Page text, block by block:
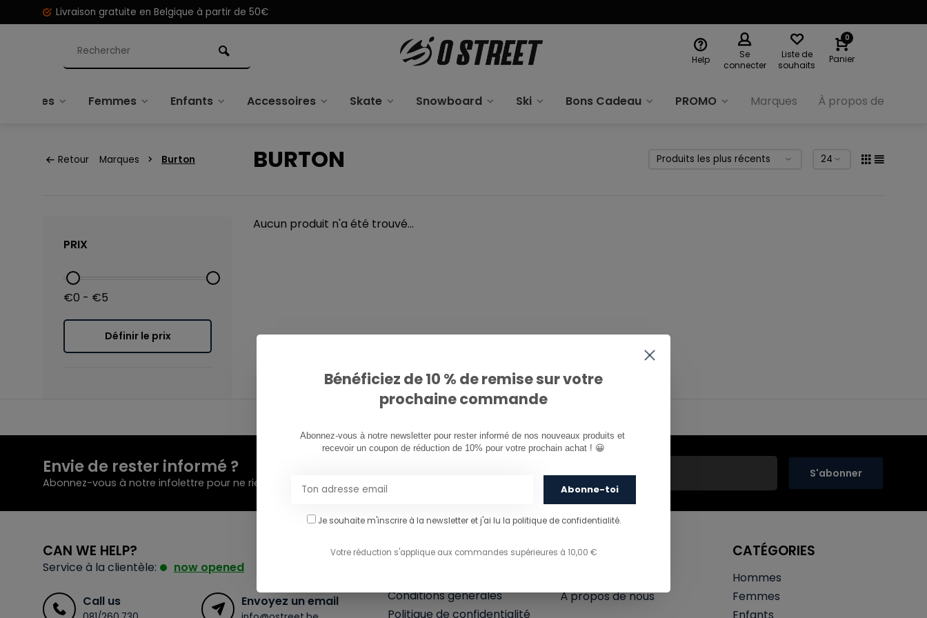
Livraison gratuite en Belgique à partir de 50€
Help
Se
connecter
Liste de
souhaits
0
Panier
Hommes Femmes Enfants Accessoires Skate Snowboard Ski Bons Cadeau PROMO Marques À propos de nous
Retour Marques Burton BURTON
PRIX
€0 - €5
Définir le prix
Aucun produit n'a été trouvé...
Envie de rester informé ?
Abonnez-vous à notre infolettre pour ne rien manquer.
S'abonner
CAN WE HELP?
Service à la clientèle: now opened
Call us Envoyez un email
SERVICE À LA
Conditions générales
Politique de confidentialité
INFORMATIONS
À propos de nous
CATÉGORIES
Hommes
Femmes
Bénéficiez de 10 % de remise sur votre
prochaine commande
Abonnez-vous à notre newsletter pour rester informé de nos nouveaux produits et
recevoir un coupon de réduction de 10% pour votre prochain achat ! 😀
Abonne-toi
Je souhaite m'inscrire à la newsletter et j'ai lu la politique de confidentialité.
Votre réduction s'applique aux commandes supérieures à 10,00 €